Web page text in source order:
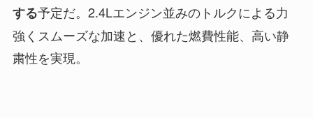
する予定だ。2.4Lエンジン並みのトルクによる力
強くスムーズな加速と、優れた燃費性能、高い静
粛性を実現。